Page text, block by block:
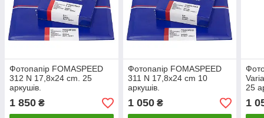
Фотопапір FOMASPEED
312 N 17,8x24 cm. 25
аркушів.
1 850 ₴
Фотопапір FOMASPEED
311 N 17,8x24 cm 10
аркушів.
1 050₴
25
1